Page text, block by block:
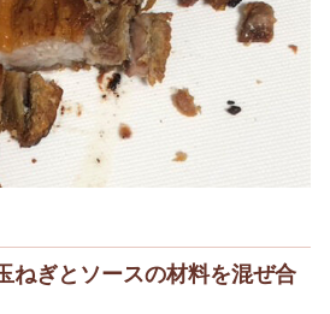
ねぎとソースの材料を混ぜ合